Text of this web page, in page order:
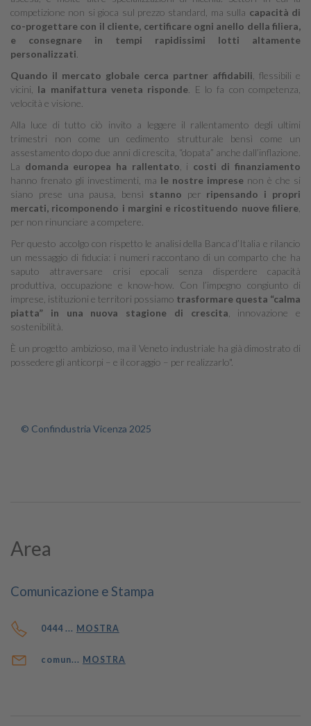
competizione non si gioca sul prezzo standard, ma sulla capacità di
co-progettare con il cliente, certificare ogni anello della filiera,
e consegnare in tempi rapidissimi lotti altamente
personalizzati
Quando il mercato globale cerca partner affidabili , flessibili e
vicini, la manifattura veneta risponde . E lo fa con competenza,
velocità e visione.
Alla luce di tutto ciò invito a leggere il rallentamento degli ultimi
trimestri non come un cedimento strutturale bensì come un
assestamento dopo due anni di crescita, “dopata” anche dall’inflazione.
La domanda europea ha rallentato , i costi di finanziamento
hanno frenato gli investimenti, ma le nostre imprese non è che si
siano prese una pausa, bensì stanno per ripensando i propri
mercati, ricomponendo i margini e ricostituendo nuove filiere
per non rinunciare a competere.
Per questo accolgo con rispetto le analisi della Banca d’Italia e rilancio
un messaggio di fiducia: i numeri raccontano di un comparto che ha
saputo attraversare crisi epocali senza disperdere capacità
produttiva, occupazione e know-how. Con l’impegno congiunto di
imprese, istituzioni e territori possiamo trasformare questa “calma
piatta” in una nuova stagione di crescita , innovazione e
sostenibilità.
È un progetto ambizioso, ma il Veneto industriale ha già dimostrato di
possedere gli anticorpi – e il coraggio – per realizzarlo".
© Confindustria Vicenza 2025
Area
Comunicazione e Stampa
0444 ... MOSTRA
comun... MOSTRA